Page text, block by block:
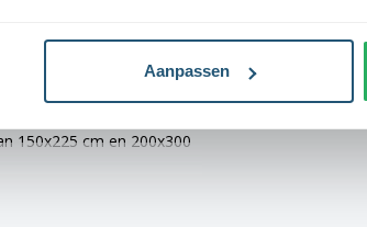
Aanpassen
een geschikte maat voor
van verschillende
cm en 100x150 cm zijn
150x225 cm en 200x300